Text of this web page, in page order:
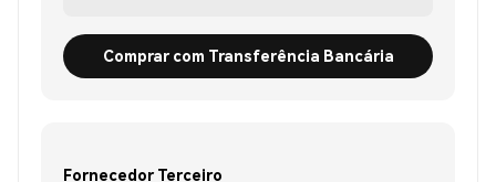
Comprar com Transferência Bancária
Fornecedor Terceiro